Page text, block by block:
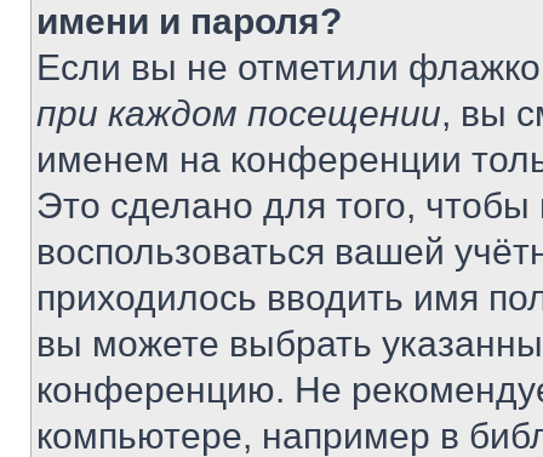
имени и пароля?
Если вы не отметили
при каждом посещении, вы
именем на конференции
Это сделано для того, чтобы
воспользоваться вашей
приходилось вводить имя
вы можете выбрать
конференцию. Не
компьютере, например в